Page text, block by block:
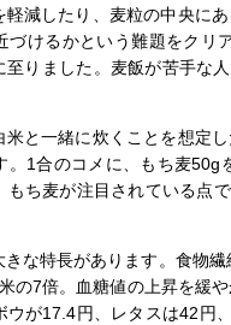
軽減したり、麦粒の中央に
づけるかという難題をクリ
りました。麦飯が苦手な
と一緒に炊くことを想定
。1合のコメに、もち麦50g
ち麦が注目されている点
な特長があります。食物
の7倍。血糖値の上昇を緩
ウが17.4円、レタスは42円